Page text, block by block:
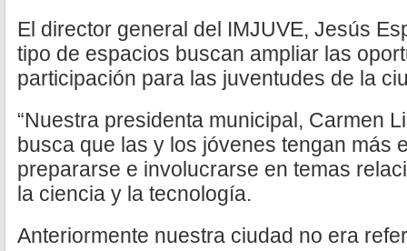
El director general del IMJUVE, Jesús
tipo de espacios buscan ampliar las
participación para las juventudes de la
“Nuestra presidenta municipal, Carmen
busca que las y los jóvenes tengan más
prepararse e involucrarse en temas
la ciencia y la tecnología.
Anteriormente nuestra ciudad no era